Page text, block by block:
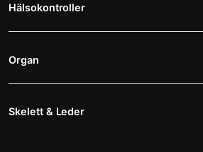
Hälsokontroller
Organ
Skelett & Leder